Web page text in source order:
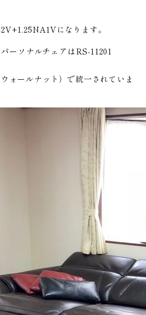
になります。
ーソナルチェアはRS-11201
ォールナット）で統一されていま